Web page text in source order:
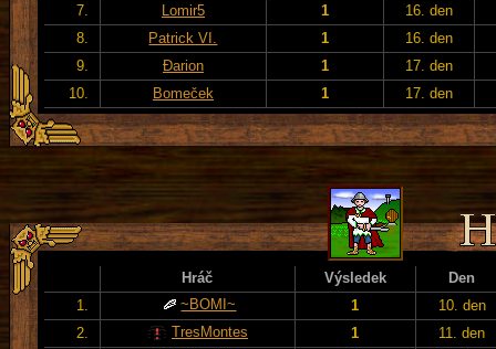
7.
Lomir5 1
16. den
8.
Patrick VI. 1
16. den
9.
Đarion 1
17. den
10.
Bomeček 1 17. den
Hráč Výsledek
Den
1.
~BOMI~ 1
10. den
2.
TresMontes 1
11. den